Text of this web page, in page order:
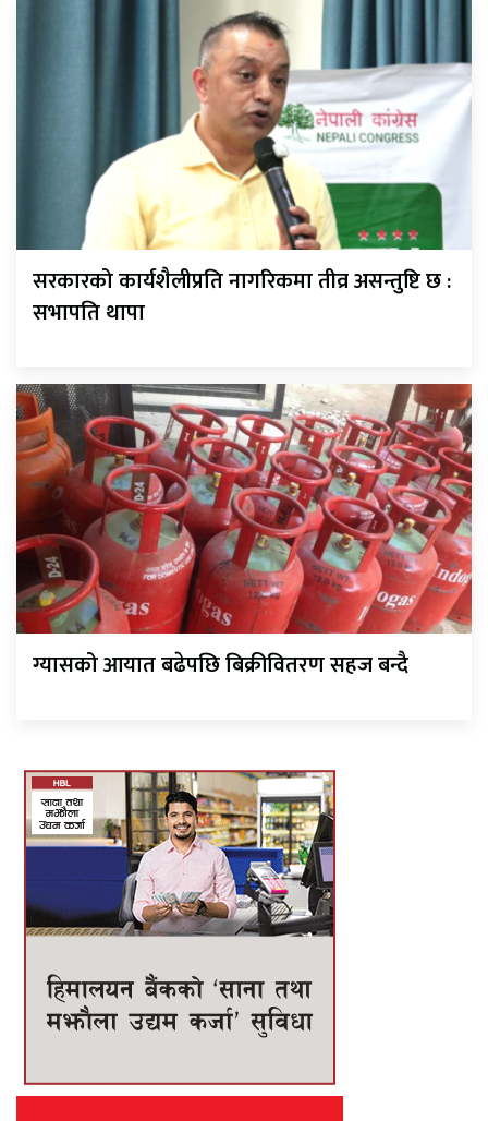
सरकारको कार्यशैलीप्रति नागरिकमा तीव्र असन्तुष्टि छ :
सभापति थापा
ग्यासको आयात बढेपछि बिक्रीवितरण सहज बन्दै